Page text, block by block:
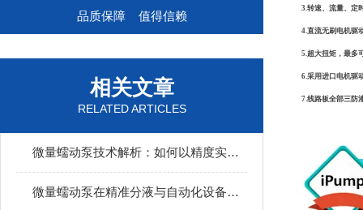
品质保障 值得信赖
相关文章
RELATED ARTICLES
微量蠕动泵技术解析：如何以精度实现无交叉污染的流体传输？
微量蠕动泵在精准分液与自动化设备中的核心应用
3.转速、流量、定
4.直流无刷电机驱
5.超大扭矩，最多
6.采用进口电机驱
7.线路板全部三防